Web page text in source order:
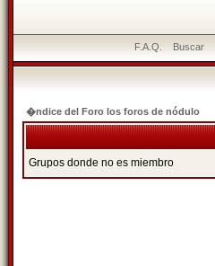
F.A.Q. Buscar
�ndice del Foro los foros de nódulo
Grupos donde no es miembro